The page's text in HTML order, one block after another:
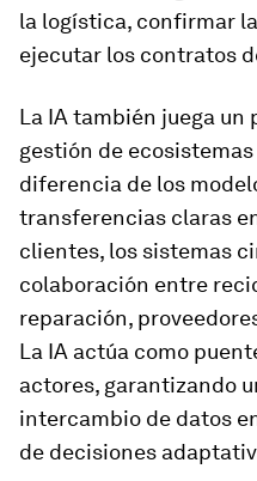
la logística, confirmar
ejecutar los contratos
La IA también juega
gestión de
diferencia de los
transferencias claras
clientes, los sistemas
colaboración entre
reparación,
La IA actúa como
actores, garantizando
intercambio de datos
de decisiones